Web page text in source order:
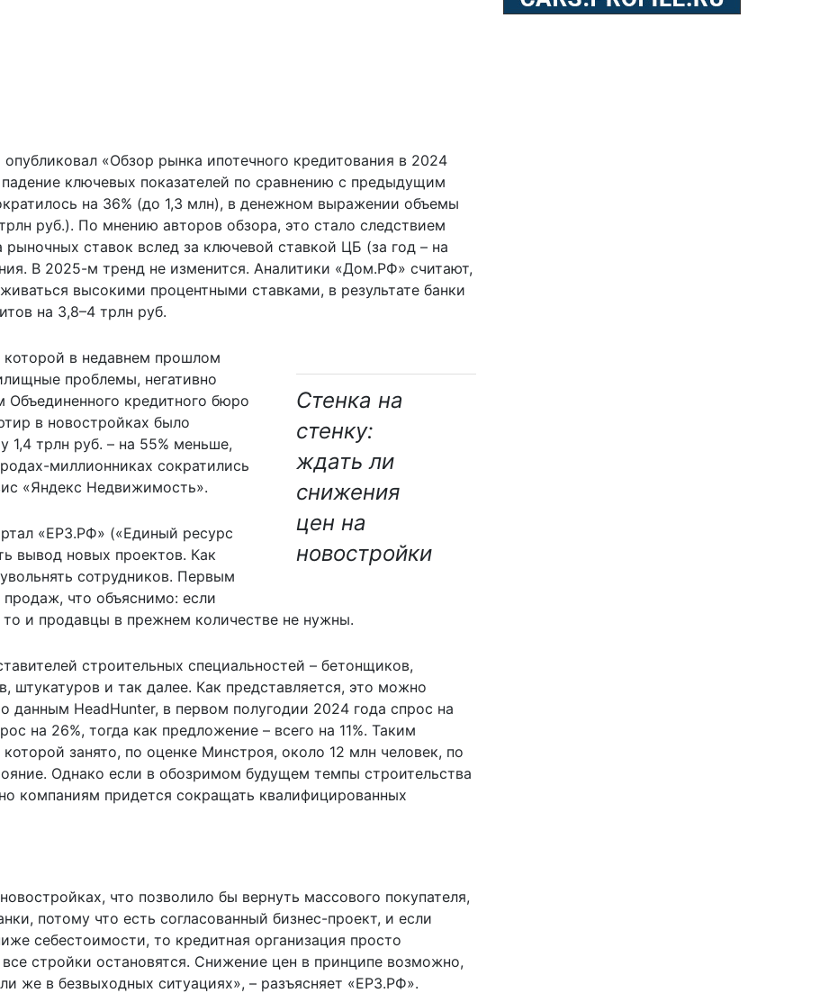
«Обзор рынка ипотечного кредитования в 2024
ключевых показателей по сравнению с предыдущим
на 36% (до 1,3 млн), в денежном выражении объемы
руб.). По мнению авторов обзора, это стало следствием
ставок вслед за ключевой ставкой ЦБ (за год – на
В 2025-м тренд не изменится. Аналитики «Дом.РФ» считают,
высокими процентными ставками, в результате банки
на 3,8–4 трлн руб.
Стенка на
стенку:
ждать ли
снижения
цен на
новостройки
которой в недавнем прошлом
проблемы, негативно
кредитного бюро
в новостройках было
1,4 трлн руб. – на 55% меньше,
миллионниках сократились
«Яндекс Недвижимость».
«ЕРЗ.РФ» («Единый ресурс
вывод новых проектов. Как
сотрудников. Первым
что объяснимо: если
то и продавцы в прежнем количестве не нужны.
строительных специальностей – бетонщиков,
и так далее. Как представляется, это можно
HeadHunter, в первом полугодии 2024 года спрос на
на 26%, тогда как предложение – всего на 11%. Таким
занято, по оценке Минстроя, около 12 млн человек, по
Однако если в обозримом будущем темпы строительства
компаниям придется сокращать квалифицированных
что позволило бы вернуть массового покупателя,
потому что есть согласованный бизнес-проект, и если
себестоимости, то кредитная организация просто
стройки остановятся. Снижение цен в принципе возможно,
же в безвыходных ситуациях», – разъясняет «ЕРЗ.РФ».